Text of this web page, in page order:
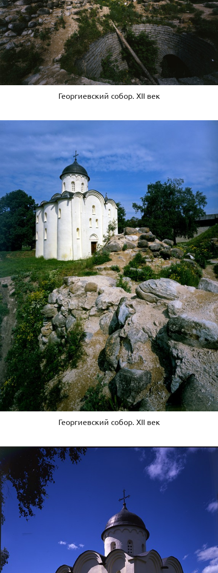
Георгиевский собор. XII век
Георгиевский собор. XII век